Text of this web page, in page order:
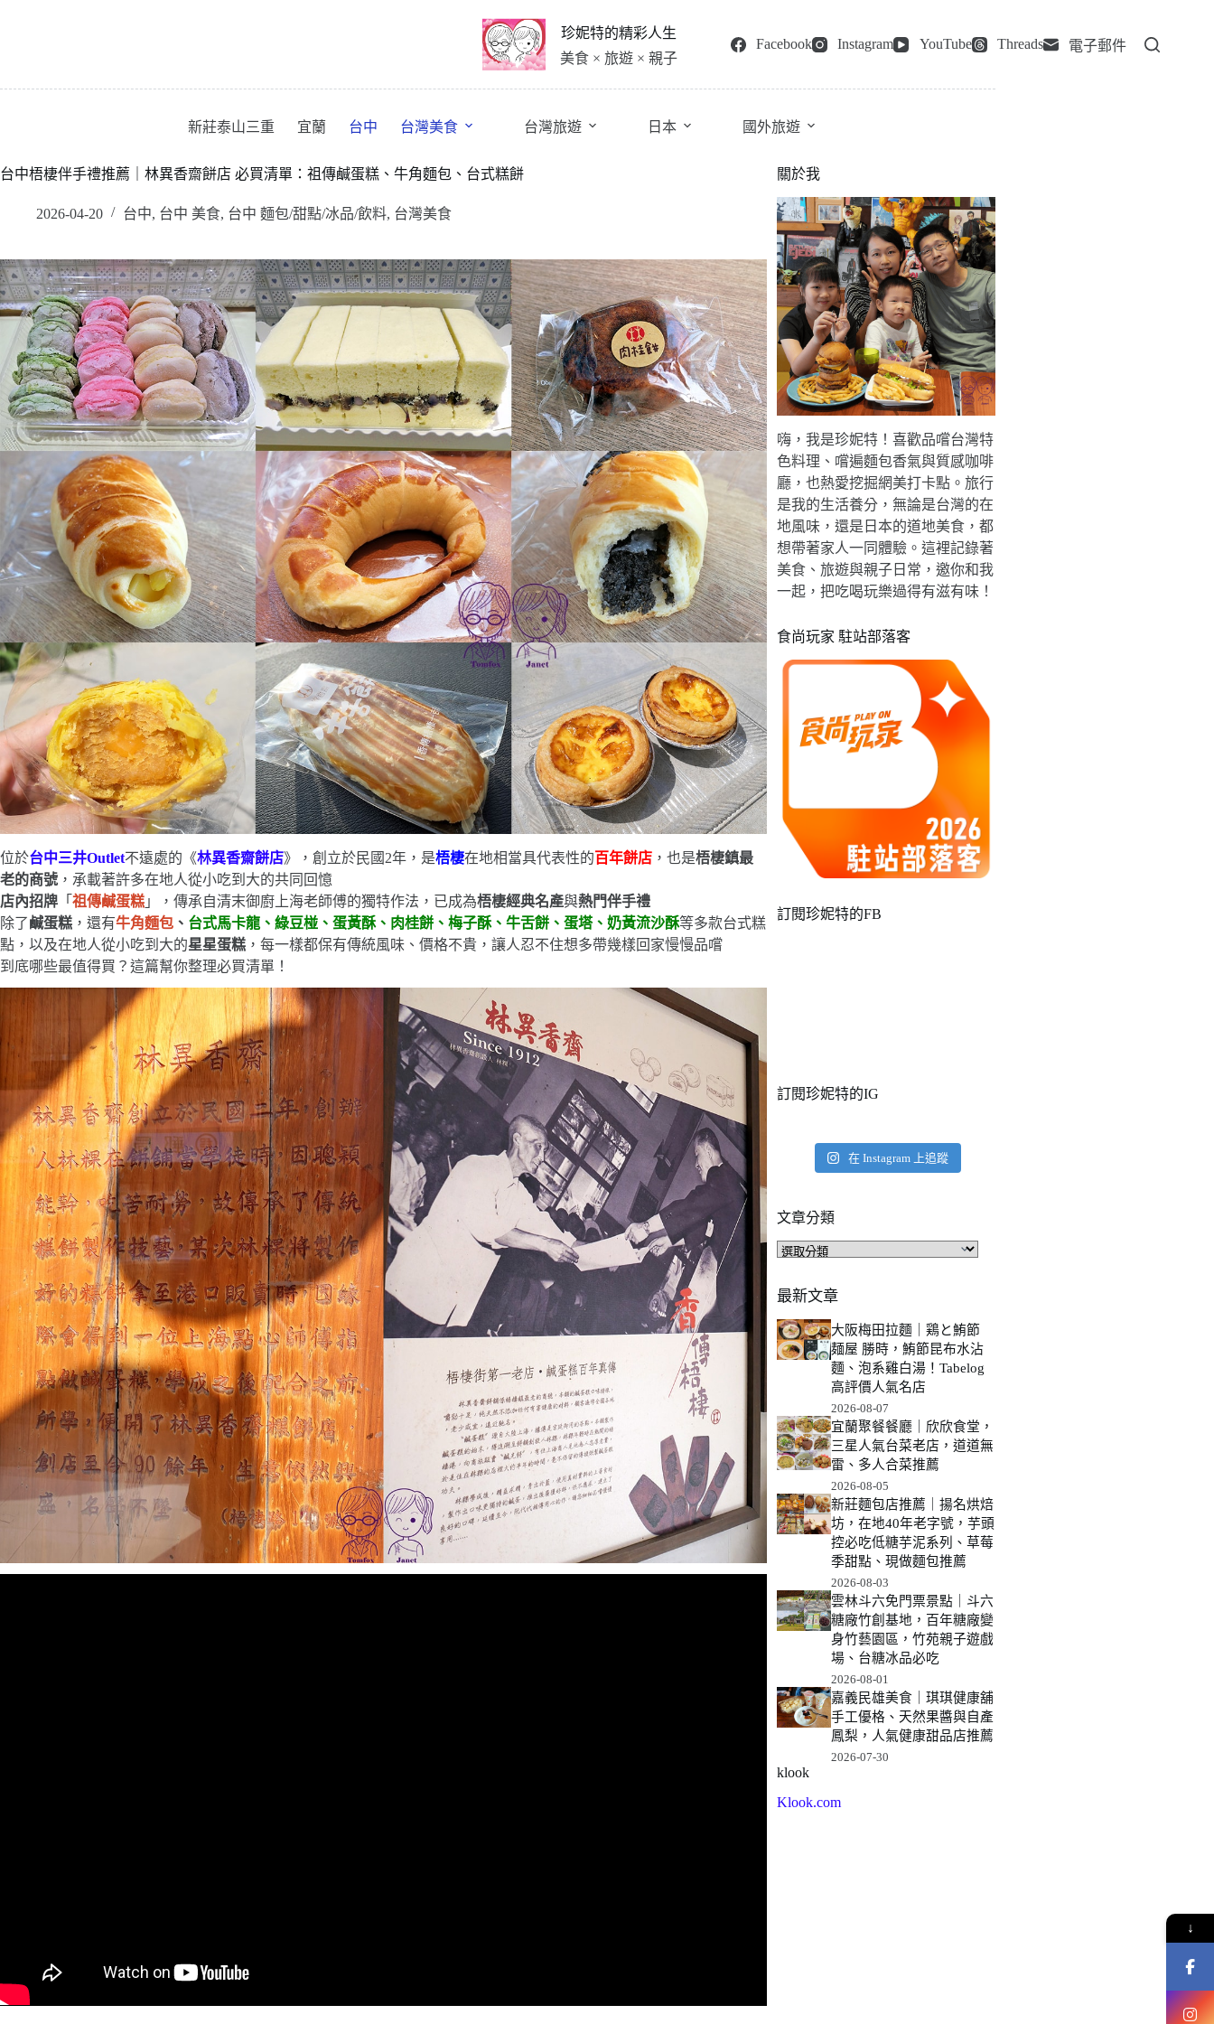
珍妮特的精彩人生
美食 × 旅遊 × 親子
Facebook Instagram YouTube Threads 電子郵件
新莊泰山三重 宜蘭 台中 台灣美食 台灣旅遊 日本 國外旅遊
台中梧棲伴手禮推薦｜林異香齋餅店 必買清單：祖傳鹹蛋糕、牛角麵包、台式糕餅
2026-04-20 台中, 台中 美食, 台中 麵包/甜點/冰品/飲料, 台灣美食
位於台中三井Outlet不遠處的《林異香齋餅店》，創立於民國2年，是梧棲在地相當具代表性的百年餅店 ，也是梧棲鎮最
老的商號 ，承載著許多在地人從小吃到大的共同回憶
店內招牌 「 祖傳鹹蛋糕 」，傳承自清末御廚上海老師傅的獨特作法，已成為梧棲經典名產與熱門伴手禮
除了鹹蛋糕 ，還有牛角麵包 、 台式馬卡龍、綠豆椪、蛋黃酥、肉桂餅、梅子酥、牛舌餅、蛋塔、奶黃流沙酥等多款台式糕
點，以及在地人從小吃到大的星星蛋糕 ，每一樣都保有傳統風味、價格不貴，讓人忍不住想多帶幾樣回家慢慢品嚐
到底哪些最值得買？這篇幫你整理必買清單！
關於我
嗨，我是珍妮特！喜歡品嚐台灣特
色料理、嚐遍麵包香氣與質感咖啡
廳，也熱愛挖掘網美打卡點。旅行
是我的生活養分，無論是台灣的在
地風味，還是日本的道地美食，都
想帶著家人一同體驗。這裡記錄著
美食、旅遊與親子日常，邀你和我
一起，把吃喝玩樂過得有滋有味！
食尚玩家 駐站部落客
訂閱珍妮特的FB
訂閱珍妮特的IG
在 Instagram 上追蹤
文章分類
文
分
類
最新文章
大阪梅田拉麵｜鶏と鮪節
麺屋 勝時，鮪節昆布水沾
麵、泡系雞白湯！Tabelog
高評價人氣名店
2026-08-07
宜蘭聚餐餐廳｜欣欣食堂，
三星人氣台菜老店，道道無
雷、多人合菜推薦
2026-08-05
新莊麵包店推薦｜揚名烘焙
坊，在地40年老字號，芋頭
控必吃低糖芋泥系列、草莓
季甜點、現做麵包推薦
2026-08-03
雲林斗六免門票景點｜斗六
糖廠竹創基地，百年糖廠變
身竹藝園區，竹苑親子遊戲
場、台糖冰品必吃
2026-08-01
嘉義民雄美食｜琪琪健康舖
手工優格、天然果醬與自產
鳳梨，人氣健康甜品店推薦
2026-07-30
klook
Klook.com
↓